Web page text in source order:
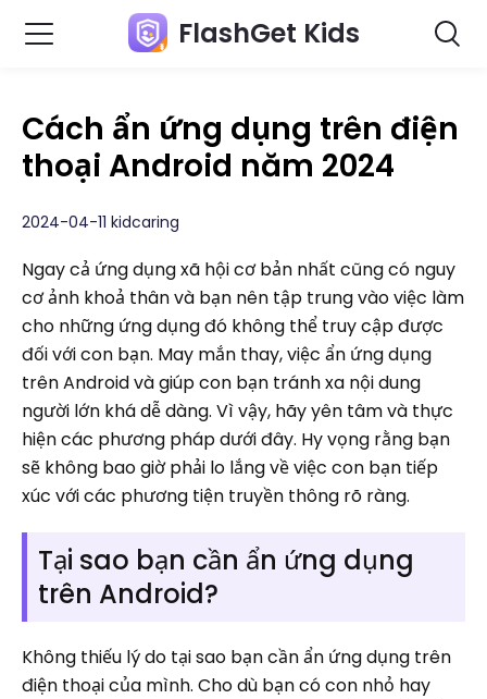
FlashGet Kids
Cách ẩn ứng dụng trên điện
thoại Android năm 2024
2024-04-11 kidcaring
Ngay cả ứng dụng xã hội cơ bản nhất cũng có nguy
cơ ảnh khoả thân và bạn nên tập trung vào việc làm
cho những ứng dụng đó không thể truy cập được
đối với con bạn. May mắn thay, việc ẩn ứng dụng
trên Android và giúp con bạn tránh xa nội dung
người lớn khá dễ dàng. Vì vậy, hãy yên tâm và thực
hiện các phương pháp dưới đây. Hy vọng rằng bạn
sẽ không bao giờ phải lo lắng về việc con bạn tiếp
xúc với các phương tiện truyền thông rõ ràng.
Tại sao bạn cần ẩn ứng dụng
trên Android?
Không thiếu lý do tại sao bạn cần ẩn ứng dụng trên
điện thoại của mình. Cho dù bạn có con nhỏ hay